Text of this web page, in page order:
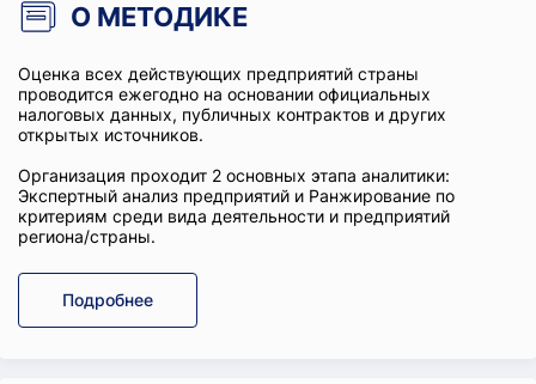
О МЕТОДИКЕ
Оценка всех действующих предприятий страны
проводится ежегодно на основании официальных
налоговых данных, публичных контрактов и других
открытых источников.
Организация проходит 2 основных этапа аналитики:
Экспертный анализ предприятий и Ранжирование по
критериям среди вида деятельности и предприятий
региона/страны.
Подробнее